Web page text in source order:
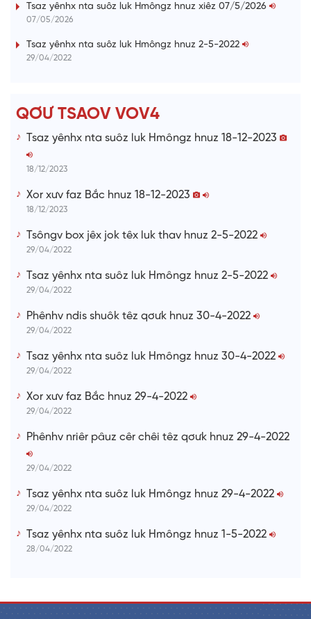
i
Tsaz yênhx nta suôz luk Hmôngz hnuz xiêz 07/5/2026
07/05/2026
Tsaz yênhx nta suôz luk Hmôngz hnuz 2-5-2022
29/04/2022
QƠƯ TSAOV VOV4
Tsaz yênhx nta suôz luk Hmôngz hnuz 18-12-2023
18/12/2023
Xor xưv faz Bắc hnuz 18-12-2023
18/12/2023
Tsôngv box jêx jok têx luk thav hnuz 2-5-2022
29/04/2022
Tsaz yênhx nta suôz luk Hmôngz hnuz 2-5-2022
29/04/2022
Phênhv ndis shuôk têz qơưk hnuz 30-4-2022
29/04/2022
Tsaz yênhx nta suôz luk Hmôngz hnuz 30-4-2022
29/04/2022
Xor xưv faz Bắc hnuz 29-4-2022
29/04/2022
Phênhv nriêr pâuz cêr chêi têz qơưk hnuz 29-4-2022
29/04/2022
Tsaz yênhx nta suôz luk Hmôngz hnuz 29-4-2022
29/04/2022
Tsaz yênhx nta suôz luk Hmôngz hnuz 1-5-2022
28/04/2022